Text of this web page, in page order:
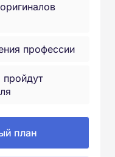
профессии
план